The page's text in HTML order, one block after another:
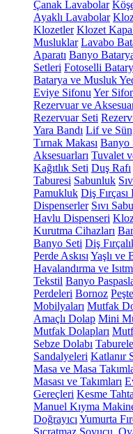
Çanak Lavabolar
Ayaklı Lavabolar
Klozetler Klozet
Musluklar Lavabo
Aparatı Banyo
Setleri Fotoselli
Batarya ve Musluk
Eviye Sifonu Yer
Rezervuar ve
Rezervuar Seti
Yara Bandı Lif ve
Tırnak Makası Banyo
Aksesuarları Tuvalet
Kağıtlık Seti Duş Rafı
Taburesi Sabunluk
Pamukluk Diş
Dispenserler Sıvı
Havlu Dispenseri
Kurutma Cihazları
Banyo Seti Diş
Perde Askısı Yaşlı ve
Havalandırma ve
Tekstil Banyo
Perdeleri Bornoz
Mobilyaları Mutfak
Amaçlı Dolap Mini
Mutfak Dolapları
Sebze Dolabı
Sandalyeleri Katlanır
Masa ve Masa
Masası ve Takımları
Gereçleri Kesme
Manuel Kıyma
Doğrayıcı Yumurta
Sıçratmaz Soyucu,